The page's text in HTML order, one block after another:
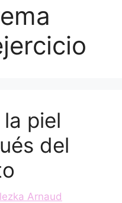
piel
del
Arnaud